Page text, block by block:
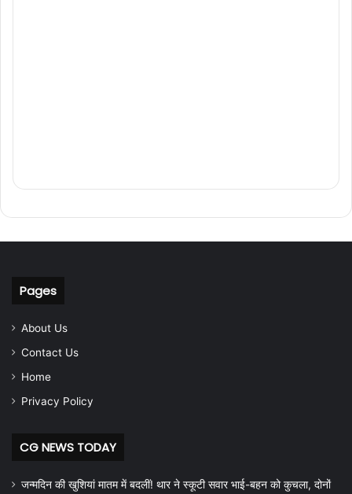
Pages
About Us
Contact Us
Home
Privacy Policy
CG NEWS TODAY
जन्मदिन की खुशियां मातम में बदलीं! थार ने स्कूटी सवार भाई-बहन को कुचला, दोनों